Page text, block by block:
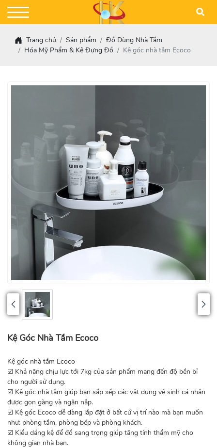
Trang chủ Sản phẩm
Đồ Dùng Nhà Tắm
Hóa Mỹ Phẩm & Kệ Đựng Đồ
Kệ góc nhà tắm Ecoco
Kệ Góc Nhà Tắm Ecoco
Kệ góc nhà tắm Ecoco
☑️ Khả năng chịu lực tới 7kg của sản phẩm mang đến độ bền bỉ
cho người sử dụng.
☑️ Kệ góc nhà tắm giúp bạn sắp xếp các vật dụng vệ sinh cá nhân
được gọn gàng và ngăn nắp.
☑️ Kệ góc Ecoco dễ dàng lắp đặt ở bất cứ vị trí nào mà bạn muốn
như: phòng tắm, phòng bếp và phòng khách.
☑️ Kiểu dáng kệ để đồ sang trọng giúp tăng tính thẩm mỹ cho
không gian nhà bạn.